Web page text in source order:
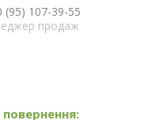
(95) 107-39-55
продаж